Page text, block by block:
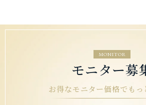
MONITOR
モニター募
お得なモニター価格でもっ